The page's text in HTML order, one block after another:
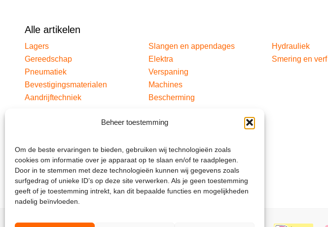
Beheer toestemming
Om de beste ervaringen te bieden, gebruiken wij technologieën zoals
cookies om informatie over je apparaat op te slaan en/of te raadplegen.
Door in te stemmen met deze technologieën kunnen wij gegevens zoals
surfgedrag of unieke ID’s op deze site verwerken. Als je geen toestemming
geeft of je toestemming intrekt, kan dit bepaalde functies en mogelijkheden
nadelig beïnvloeden.
Alle artikelen
Lagers
Gereedschap
Pneumatiek
Bevestigingsmaterialen
Aandrijftechniek
Slangen en appendages
Elektra
Verspaning
Machines
Bescherming
Hydrauliek
Smering en verf